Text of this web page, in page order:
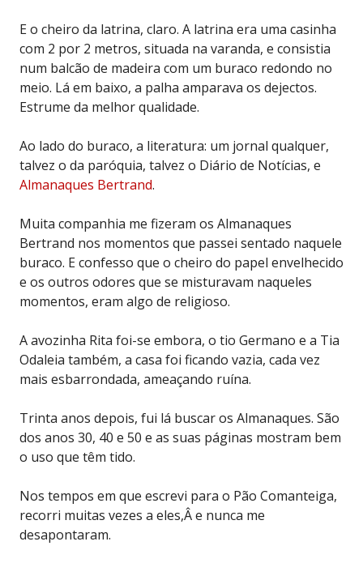
E o cheiro da latrina, claro. A latrina era uma casinha
com 2 por 2 metros, situada na varanda, e consistia
num balcão de madeira com um buraco redondo no
meio. Lá em baixo, a palha amparava os dejectos.
Estrume da melhor qualidade.
Ao lado do buraco, a literatura: um jornal qualquer,
talvez o da paróquia, talvez o Diário de Notícias, e
Almanaques Bertrand.
Muita companhia me fizeram os Almanaques
Bertrand nos momentos que passei sentado naquele
buraco. E confesso que o cheiro do papel envelhecido
e os outros odores que se misturavam naqueles
momentos, eram algo de religioso.
A avozinha Rita foi-se embora, o tio Germano e a Tia
Odaleia também, a casa foi ficando vazia, cada vez
mais esbarrondada, ameaçando ruína.
Trinta anos depois, fui lá buscar os Almanaques. São
dos anos 30, 40 e 50 e as suas páginas mostram bem
o uso que têm tido.
Nos tempos em que escrevi para o Pão Comanteiga,
recorri muitas vezes a eles,Â e nunca me
desapontaram.